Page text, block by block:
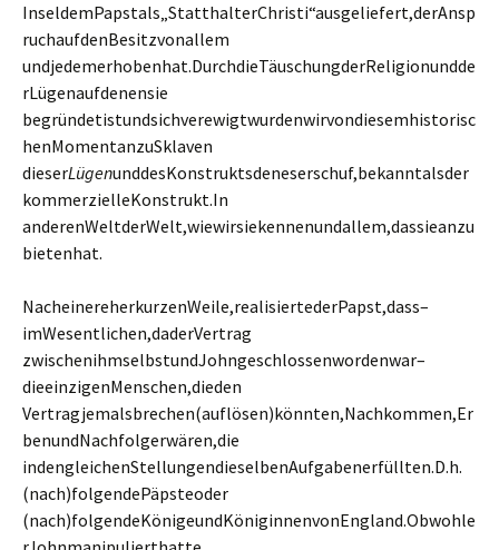
InseldemPapstals„StatthalterChristi“ausgeliefert,derAnsp
ruchaufdenBesitzvonallem
undjedemerhobenhat.DurchdieTäuschungderReligionundde
rLügenaufdenensie
begründetistundsichverewigtwurdenwirvondiesemhistorisc
henMomentanzuSklaven
dieserLügenunddesKonstruktsdeneserschuf,bekanntalsder
kommerzielleKonstrukt.In
anderenWeltderWelt,wiewirsiekennenundallem,dassieanzu
bietenhat.
NacheinereherkurzenWeile,realisiertederPapst,dass–
imWesentlichen,daderVertrag
zwischenihmselbstundJohngeschlossenwordenwar–
dieeinzigenMenschen,dieden
Vertragjemalsbrechen(auflösen)könnten,Nachkommen,Er
benundNachfolgerwären,die
indengleichenStellungendieselbenAufgabenerfüllten.D.h.
(nach)folgendePäpsteoder
(nach)folgendeKönigeundKöniginnenvonEngland.Obwohle